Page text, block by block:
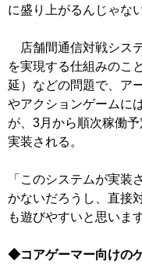
に盛り上がるんじゃな
店舗間通信対戦シス
を実現する仕組みのこ
延）などの問題で、ア
やアクションゲームに
が、3月から順次稼働
実装される。
「このシステムが実装
かないだろうし、直接
も遊びやすいと思いま
◆コアゲーマー向けの